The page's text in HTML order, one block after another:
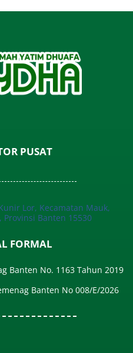
PUSAT
Lor, Kecamatan Mauk,
Banten 15530
FORMAL
Banten No. 1163 Tahun 2019
Banten No 008/E/2026​